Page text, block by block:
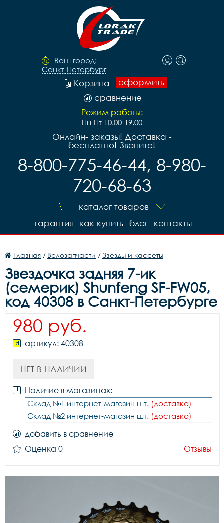
Ваш город:
Санкт-Петербург
оформить
Корзина
сравнение
Режим работы:
Пн-Пт 10.00-19.00
Онлайн- заказы! Доставка -
бесплатно! Звоните!
8-800-775-46-44, 8-980-
720-68-63
каталог товаров
контакты
блог
как купить
гарантия
Главная / Велозапчасти / Звезды и кассеты
Звездочка задняя 7-ик
(семерик) Shunfeng SF-FW05,
код 40308 в Санкт-Петербурге
980 руб.
артикул: 40308
НЕТ В НАЛИЧИИ
Наличие в магазинах:
Склад №1 интернет-магазин шт. (доставка)
Склад №2 интернет-магазин шт. (доставка)
добавить в сравнение
Оценка 0
Отзывы